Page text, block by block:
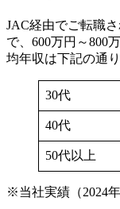
JAC経由でご転職
で、600万円～800
均年収は下記の通り
30代
40代
50代以上
※当社実績（2024